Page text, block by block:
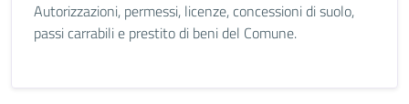
Autorizzazioni, permessi, licenze, concessioni di suolo,
passi carrabili e prestito di beni del Comune.